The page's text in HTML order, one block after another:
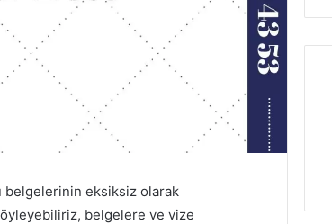
belgelerinin eksiksiz olarak
belgelere ve vize